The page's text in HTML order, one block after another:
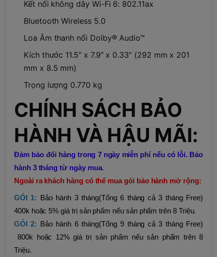
Kết nối không dây Wi-Fi 6: 802.11ax
Bluetooth Wireless 5.0
Loa Âm thanh nổi Dolby® Audio™
Kích thước 11.5” x 7.9” x 0.33” (292 mm x 201
mm x 8.5 mm)
Trọng lượng 0.770 kg
CHÍNH SÁCH BẢO
HÀNH VÀ HẬU MÃI:
Đảm bảo đổi hàng trong 7 ngày miễn phí nếu có lỗi. Bảo
hành 3 tháng từ ngày mua.
Ngoài ra khách hàng có thể mua gói bảo hành mở rộng:
GÓI 1: Bảo hành 3 tháng(Tổng 6 tháng cả 3 tháng Free)
400k hoặc 5% giá trị sản phẩm nếu sản phẩm trên 8 Triệu.
GÓI 2: Bảo hành 6 tháng(Tổng 9 tháng cả 3 tháng Free)
800k hoặc 12% giá trị sản phẩm nếu sản phẩm trên 8
Triệu.